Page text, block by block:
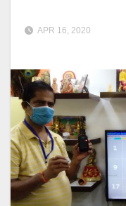
APR 16, 2020